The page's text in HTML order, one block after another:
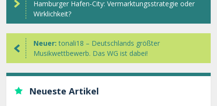
Hamburger Hafen-City: Vermarktungsstrategie oder
Wirklichkeit?
Neuer:tonali18 – Deutschlands größter
Musikwettbewerb. Das WG ist dabei!
Neueste Artikel